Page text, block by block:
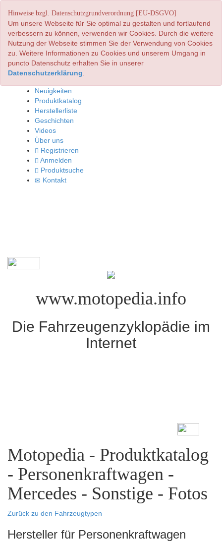
Hinweise bzgl. Datenschutzgrundverordnung [EU-DSGVO]
Um unsere Webseite für Sie optimal zu gestalten und fortlaufend
verbessern zu können, verwenden wir Cookies. Durch die weitere
Nutzung der Webseite stimmen Sie der Verwendung von Cookies
zu. Weitere Informationen zu Cookies und unserem Umgang in
puncto Datenschutz erhalten Sie in unserer
Datenschutzerklärung
Neuigkeiten
Produktkatalog
Herstellerliste
Geschichten
Videos
Über uns
Registrieren
Anmelden
Produktsuche
Kontakt
www.motopedia.info
Die Fahrzeugenzyklopädie im
Internet
Motopedia - Produktkatalog
- Personenkraftwagen -
Mercedes - Sonstige - Fotos
Zurück zu den Fahrzeugtypen
Hersteller für Personenkraftwagen